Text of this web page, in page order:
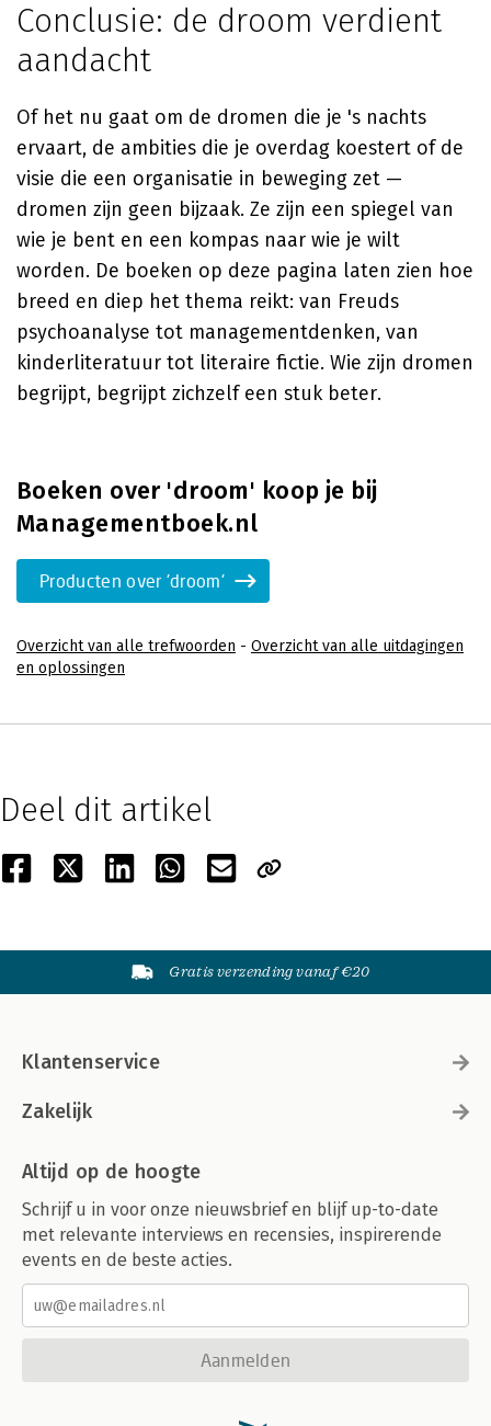
Conclusie: de droom verdient
aandacht
Of het nu gaat om de dromen die je 's nachts
ervaart, de ambities die je overdag koestert of de
visie die een organisatie in beweging zet —
dromen zijn geen bijzaak. Ze zijn een spiegel van
wie je bent en een kompas naar wie je wilt
worden. De boeken op deze pagina laten zien hoe
breed en diep het thema reikt: van Freuds
psychoanalyse tot managementdenken, van
kinderliteratuur tot literaire fictie. Wie zijn dromen
begrijpt, begrijpt zichzelf een stuk beter.
Boeken over 'droom' koop je bij
Managementboek.nl
Producten over 'droom'
Overzicht van alle trefwoorden - Overzicht van alle uitdagingen
en oplossingen
Deel dit artikel
Gratis verzending vanaf €20
Klantenservice
Zakelijk
Altijd op de hoogte
Schrijf u in voor onze nieuwsbrief en blijf up-to-date
met relevante interviews en recensies, inspirerende
events en de beste acties.
Aanmelden